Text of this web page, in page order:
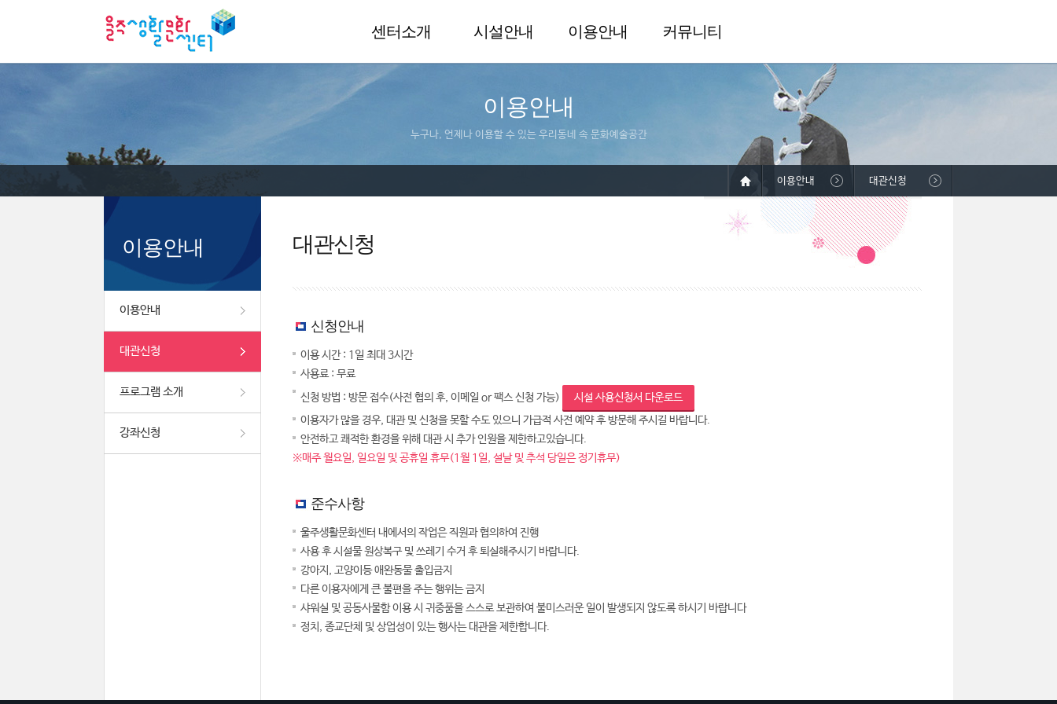
센터소개 시설안내 이용안내 커뮤니티
이용안내
누구나, 언제나 이용할 수 있는 우리동네 속 문화예술공간
이용안내
이용안내
대관신청
프로그램 소개
강좌신청
이용안내 대관신청
대관신청
신청안내
이용 시간 : 1일 최대 3시간
사용료 : 무료
신청 방법 : 방문 접수(사전 협의 후, 이메일 or 팩스 신청 가능)
시설 사용신청서 다운로드
이용자가 많을 경우, 대관 및 신청을 못할 수도 있으니 가급적 사전 예약 후 방문해 주시길 바랍니다.
안전하고 쾌적한 환경을 위해 대관 시 추가 인원을 제한하고있습니다.
※매주 월요일, 일요일 및 공휴일 휴무(1월 1일, 설날 및 추석 당일은 정기휴무)
준수사항
울주생활문화센터 내에서의 작업은 직원과 협의하여 진행
사용 후 시설물 원상복구 및 쓰레기 수거 후 퇴실해주시기 바랍니다.
강아지, 고양이등 애완동물 출입금지
다른 이용자에게 큰 불편을 주는 행위는 금지
샤워실 및 공동사물함 이용 시 귀중품을 스스로 보관하여 불미스러운 일이 발생되지 않도록 하시기 바랍니다
정치, 종교단체 및 상업성이 있는 행사는 대관을 제한합니다.